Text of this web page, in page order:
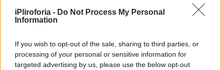
iPliroforia - Do Not Process My Personal
Information
If you wish to opt-out of the sale, sharing to third parties, or
processing of your personal or sensitive information for
targeted advertising by us, please use the below opt-out